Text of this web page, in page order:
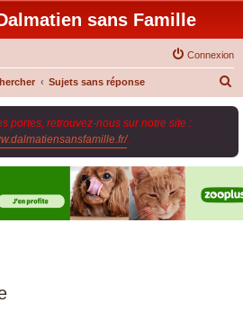
sans Famille
Connexion
Sujets sans réponse
e
r
portes, retrouvez-nous sur notre site :
.